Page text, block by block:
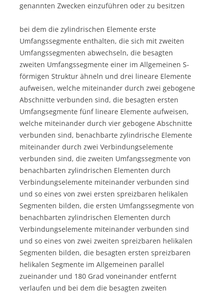
genannten Zwecken einzuführen oder zu besitzen
bei dem die zylindrischen Elemente erste
Umfangssegmente enthalten, die sich mit zweiten
Umfangssegmenten abwechseln, die besagten
zweiten Umfangssegmente einer im Allgemeinen S-
förmigen Struktur ähneln und drei lineare Elemente
aufweisen, welche miteinander durch zwei gebogene
Abschnitte verbunden sind, die besagten ersten
Umfangsegmente fünf lineare Elemente aufweisen,
welche miteinander durch vier gebogene Abschnitte
verbunden sind, benachbarte zylindrische Elemente
miteinander durch zwei Verbindungselemente
verbunden sind, die zweiten Umfangssegmente von
benachbarten zylindrischen Elementen durch
Verbindungselemente miteinander verbunden sind
und so eines von zwei ersten spreizbaren helikalen
Segmenten bilden, die ersten Umfangssegmente von
benachbarten zylindrischen Elementen durch
Verbindungselemente miteinander verbunden sind
und so eines von zwei zweiten spreizbaren helikalen
Segmenten bilden, die besagten ersten spreizbaren
helikalen Segmente im Allgemeinen parallel
zueinander und 180 Grad voneinander entfernt
verlaufen und bei dem die besagten zweiten